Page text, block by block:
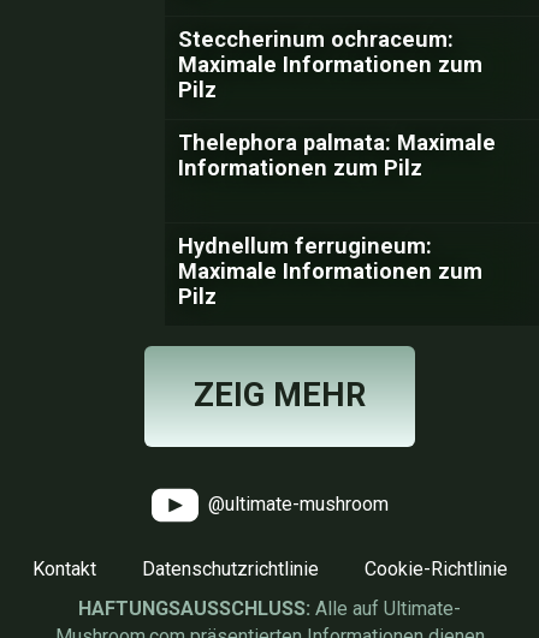
Steccherinum ochraceum:
Maximale Informationen zum
Pilz
Thelephora palmata: Maximale
Informationen zum Pilz
Hydnellum ferrugineum:
Maximale Informationen zum
Pilz
ZEIG MEHR
@ultimate-mushroom
Kontakt Datenschutzrichtlinie
Cookie-Richtlinie
HAFTUNGSAUSSCHLUSS: Alle auf Ultimate-